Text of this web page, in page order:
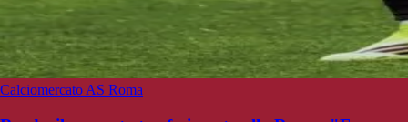
Calciomercato AS Roma